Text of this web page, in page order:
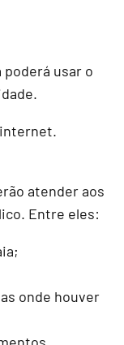
usar o
atender aos
Entre eles:
onde houver